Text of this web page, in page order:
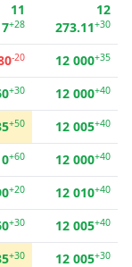
11
+28
12
273.11+30
-20 12 000+35
+30 12 000+40
+50 12 005+40
+60 12 000+40
+20 12 010+40
+30 12 005+40
+30 12 005+30